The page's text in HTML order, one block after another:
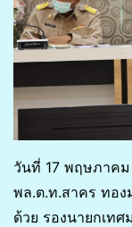
วันที่ 17 พฤษภาค
พล.ต.ท.สาคร ทอ
ด้วย รองนายกเท